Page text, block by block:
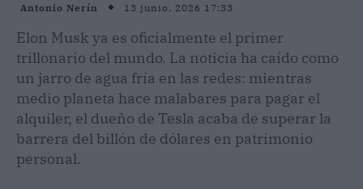
Antonio Nerín 13 junio, 2026 17:33
Elon Musk ya es oficialmente el primer
trillonario del mundo. La noticia ha caído como
un jarro de agua fría en las redes: mientras
medio planeta hace malabares para pagar el
alquiler, el dueño de Tesla acaba de superar la
barrera del billón de dólares en patrimonio
personal.